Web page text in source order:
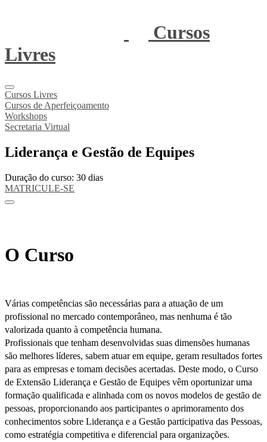
Cursos
Livres
Cursos Livres
Cursos de Aperfeiçoamento
Workshops
Secretaria Virtual
Liderança e Gestão de Equipes
Duração do curso: 30 dias
MATRICULE-SE
O Curso
Várias competências são necessárias para a atuação de um
profissional no mercado contemporâneo, mas nenhuma é tão
valorizada quanto à competência humana.
Profissionais que tenham desenvolvidas suas dimensões humanas
são melhores líderes, sabem atuar em equipe, geram resultados fortes
para as empresas e tomam decisões acertadas. Deste modo, o Curso
de Extensão Liderança e Gestão de Equipes vêm oportunizar uma
formação qualificada e alinhada com os novos modelos de gestão de
pessoas, proporcionando aos participantes o aprimoramento dos
conhecimentos sobre Liderança e a Gestão participativa das Pessoas,
como estratégia competitiva e diferencial para organizações.